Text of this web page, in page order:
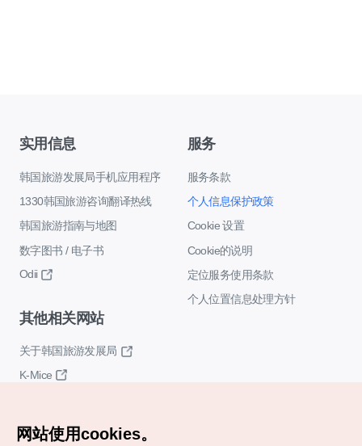
实用信息
韩国旅游发展局手机应用程序
1330韩国旅游咨询翻译热线
韩国旅游指南与地图
数字图书 / 电子书
Odii
服务
服务条款
个人信息保护政策
Cookie 设置
Cookie的说明
定位服务使用条款
个人位置信息处理方针
其他相关网站
关于韩国旅游发展局
K-Mice
网站使用cookies。